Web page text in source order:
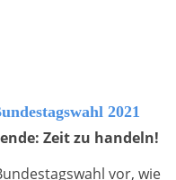
2021
Zeit zu handeln!
vor, wie